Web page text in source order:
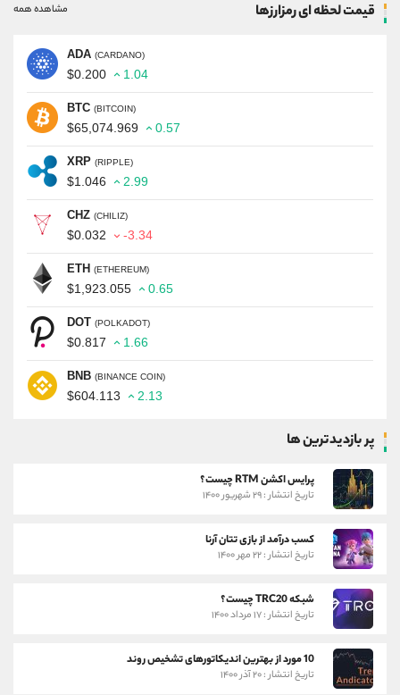
قیمت لحظه ای رمزارزها مشاهده همه
ADA (CARDANO)
$0.200 1.04
BTC (BITCOIN)
$65,074.969 0.57
XRP (RIPPLE)
$1.046 2.99
CHZ (CHILIZ)
$0.032 -3.34
ETH (ETHEREUM)
$1,923.055 0.65
DOT (POLKADOT)
$0.817 1.66
BNB (BINANCE COIN)
$604.113 2.13
پر بازدیدترین ها
پرایس اکشن RTM چیست؟
تاریخ انتشار : ۲۹ شهریور ۱۴۰۰
کسب درآمد از بازی تتان آرنا
تاریخ انتشار : ۲۲ مهر ۱۴۰۰
شبکه TRC20 چیست؟
تاریخ انتشار : ۱۷ مرداد ۱۴۰۰
10 مورد از بهترین اندیکاتورهای تشخیص روند
تاریخ انتشار : ۲۰ آذر ۱۴۰۰